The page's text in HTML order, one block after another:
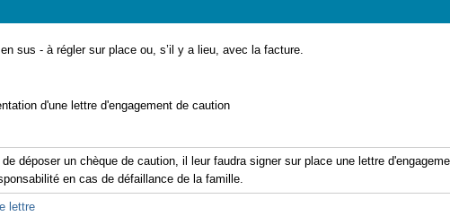
sus - à régler sur place ou, s’il y a lieu, avec la facture.
d'une lettre d'engagement de caution
déposer un chèque de caution, il leur faudra signer sur place une lettre
en cas de défaillance de la famille.
lettre